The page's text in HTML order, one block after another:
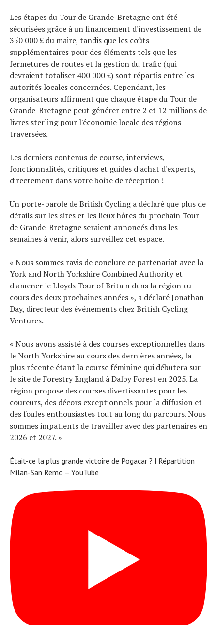
Les étapes du Tour de Grande-Bretagne ont été
sécurisées grâce à un financement d'investissement de
350 000 £ du maire, tandis que les coûts
supplémentaires pour des éléments tels que les
fermetures de routes et la gestion du trafic (qui
devraient totaliser 400 000 £) sont répartis entre les
autorités locales concernées. Cependant, les
organisateurs affirment que chaque étape du Tour de
Grande-Bretagne peut générer entre 2 et 12 millions de
livres sterling pour l'économie locale des régions
traversées.
Les derniers contenus de course, interviews,
fonctionnalités, critiques et guides d'achat d'experts,
directement dans votre boîte de réception !
Un porte-parole de British Cycling a déclaré que plus de
détails sur les sites et les lieux hôtes du prochain Tour
de Grande-Bretagne seraient annoncés dans les
semaines à venir, alors surveillez cet espace.
« Nous sommes ravis de conclure ce partenariat avec la
York and North Yorkshire Combined Authority et
d'amener le Lloyds Tour of Britain dans la région au
cours des deux prochaines années », a déclaré Jonathan
Day, directeur des événements chez British Cycling
Ventures.
« Nous avons assisté à des courses exceptionnelles dans
le North Yorkshire au cours des dernières années, la
plus récente étant la course féminine qui débutera sur
le site de Forestry England à Dalby Forest en 2025. La
région propose des courses divertissantes pour les
coureurs, des décors exceptionnels pour la diffusion et
des foules enthousiastes tout au long du parcours. Nous
sommes impatients de travailler avec des partenaires en
2026 et 2027. »
Était-ce la plus grande victoire de Pogacar ? | Répartition
Milan-San Remo – YouTube